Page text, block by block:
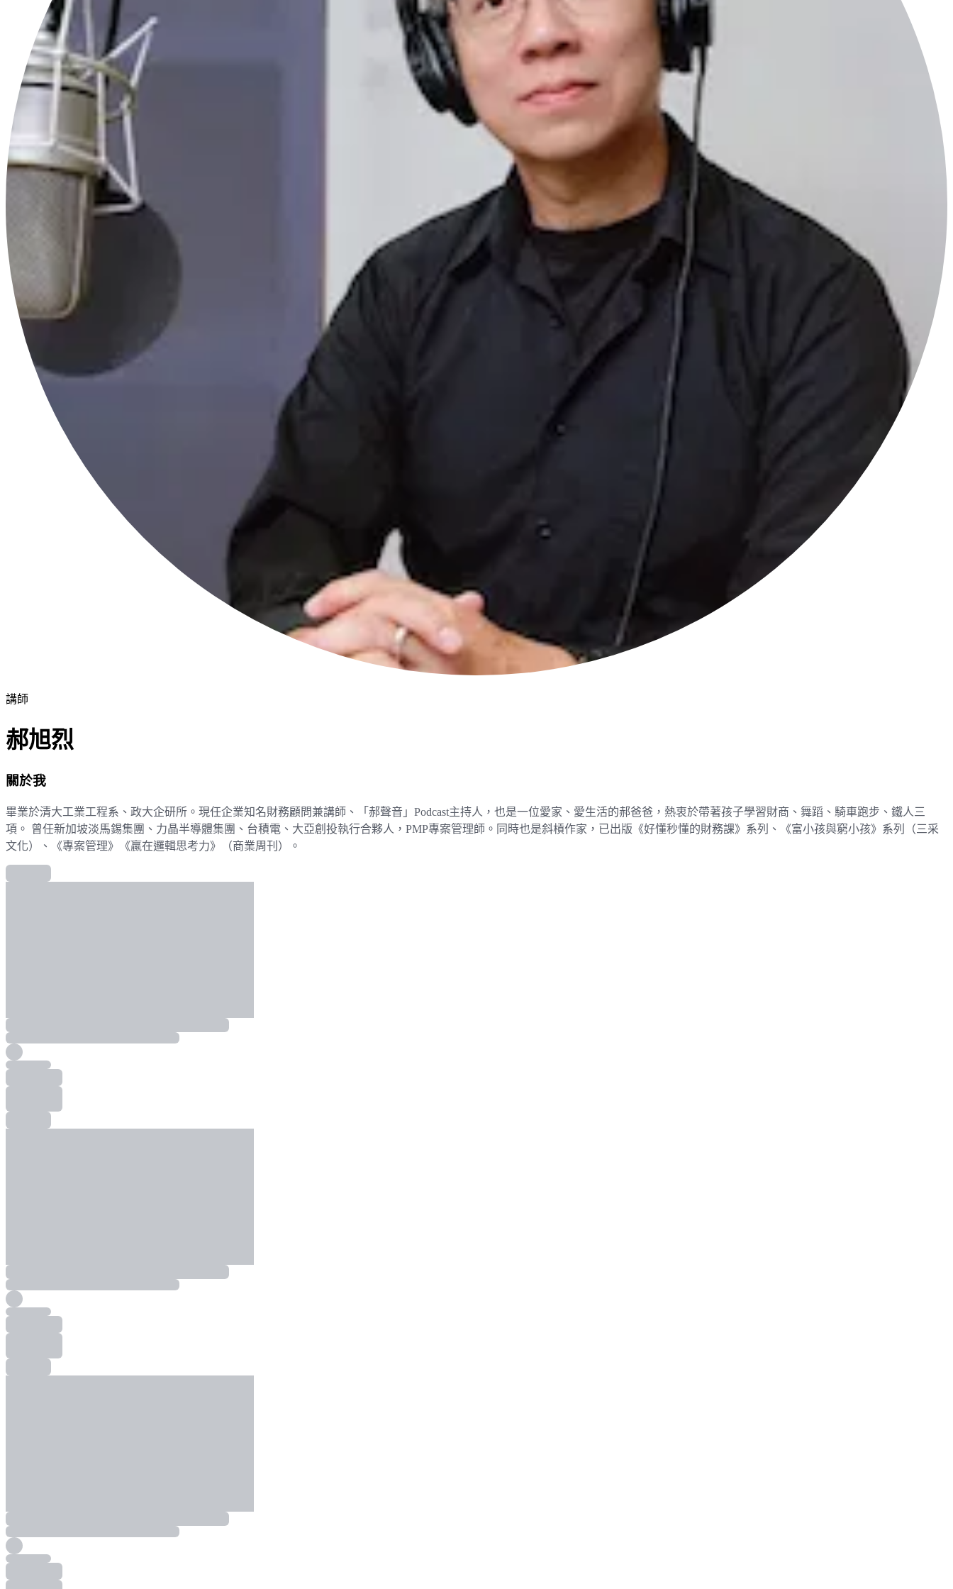
講師
郝旭烈
關於我
畢業於清大工業工程系、政大企研所。現任企業知名財務顧問兼講師、「郝聲音」Podcast主持人，也是一位愛家、愛生活的郝爸爸，熱衷於帶著孩子學習財商、舞蹈、騎車跑步、鐵人三
項。 曾任新加坡淡馬錫集團、力晶半導體集團、台積電、大亞創投執行合夥人，PMP專案管理師。同時也是斜槓作家，已出版《好懂秒懂的財務課》系列、《富小孩與窮小孩》系列（三采
文化）、《專案管理》《贏在邏輯思考力》（商業周刊）。